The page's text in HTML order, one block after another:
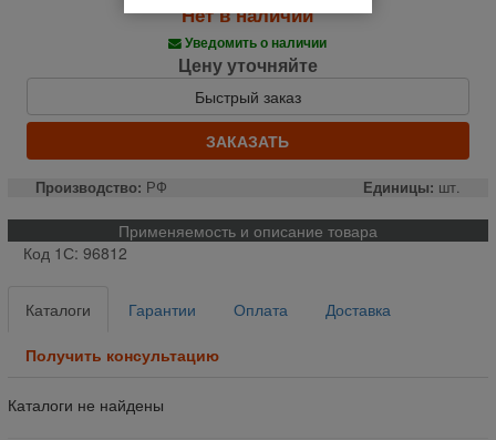
Нет в наличии
Уведомить о наличии
Цену уточняйте
Быстрый заказ
ЗАКАЗАТЬ
Производство: РФ Единицы: шт.
Применяемость и описание товара
Код 1С: 96812
Каталоги Гарантии Оплата Доставка
Получить консультацию
Каталоги не найдены